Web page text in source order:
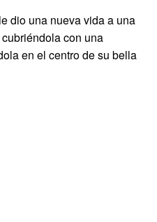
dio una nueva vida a una
con una
en el centro de su bella